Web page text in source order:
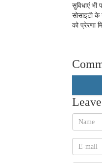
सुविधाएं
सोसाइटी
को प्रेरणा